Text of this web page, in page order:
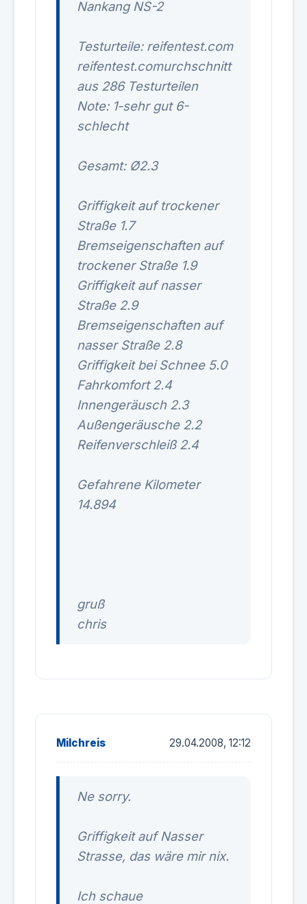
Nankang NS-2
Testurteile: reifentest.com
reifentest.comurchschnitt
aus 286 Testurteilen
Note: 1-sehr gut 6-
schlecht
Gesamt: Ø2.3
Griffigkeit auf trockener
Straße 1.7
Bremseigenschaften auf
trockener Straße 1.9
Griffigkeit auf nasser
Straße 2.9
Bremseigenschaften auf
nasser Straße 2.8
Griffigkeit bei Schnee 5.0
Fahrkomfort 2.4
Innengeräusch 2.3
Außengeräusche 2.2
Reifenverschleiß 2.4
Gefahrene Kilometer
14.894
gruß
chris
Milchreis 29.04.2008, 12:12
Ne sorry.
Griffigkeit auf Nasser
Strasse, das wäre mir nix.
Ich schaue